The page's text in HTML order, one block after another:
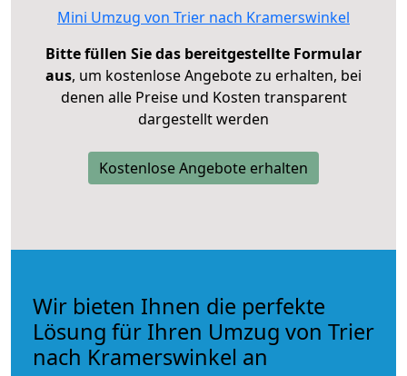
Mini Umzug von Trier nach Kramerswinkel
Bitte füllen Sie das bereitgestellte Formular
aus, um kostenlose Angebote zu erhalten, bei
denen alle Preise und Kosten transparent
dargestellt werden
Kostenlose Angebote erhalten
Wir bieten Ihnen die perfekte
Lösung für Ihren Umzug von Trier
nach Kramerswinkel an